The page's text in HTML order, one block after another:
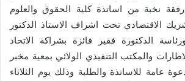
نخبة من اساتذة كلية الحقوق والعلوم
الاقتصادي تحت اشراف الاستاذ الدكتور
الدكتورة فقير فائزة بشراكة الاتحاد
والمكتب التنفيذي الولائي بمعية مخبر
عامة للاساتذة والطلبة وذلك يوم الثلاثاء